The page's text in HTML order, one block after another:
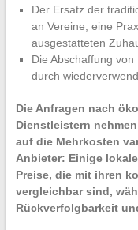
Der Ersatz der
an Vereine, eine
ausgestatteten
Die Abschaffung
durch
Die Anfragen nach
Dienstleistern
auf die Mehrkosten
Anbieter: Einige
Preise, die mit ihren
vergleichbar sind,
Rückverfolgbarkeit